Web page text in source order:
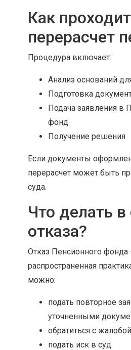
Как проходит
перерасчет
Процедура включает:
Анализ оснований
Подготовка
Подача заявления в
фонд
Получение решения
Если документы
перерасчет может быть
суда.
Что делать в
отказа?
Отказ Пенсионного фонда
распространенная
можно:
подать повторное
уточненными
обратиться с жалобой
подать иск в суд